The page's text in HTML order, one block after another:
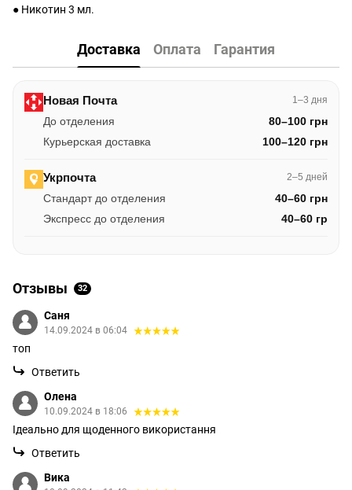
● Никотин 3 мл.
Доставка Оплата Гарантия
Новая Почта 1–3 дня
До отделения
80–100 грн
Курьерская доставка
100–120 грн
Укрпочта 2–5 дней
Стандарт до отделения
40–60 грн
Экспресс до отделения
40–60 гр
Отзывы 32
Саня
14.09.2024 в 06:04
топ
Ответить
Олена
10.09.2024 в 18:06
Ідеально для щоденного використання
Ответить
Вика